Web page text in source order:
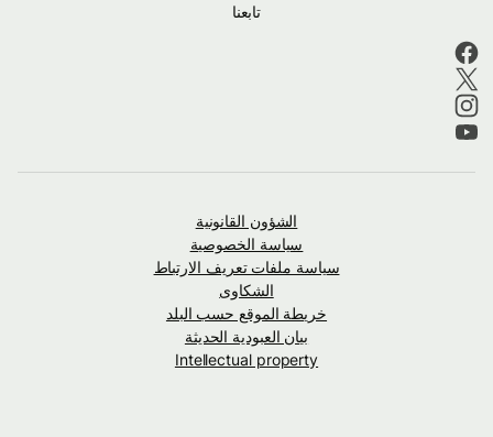
تابعنا
الشؤون القانونية
سياسة الخصوصية
سياسة ملفات تعريف الارتباط
الشكاوى
خريطة الموقع حسب البلد
بيان العبودية الحديثة
Intellectual property